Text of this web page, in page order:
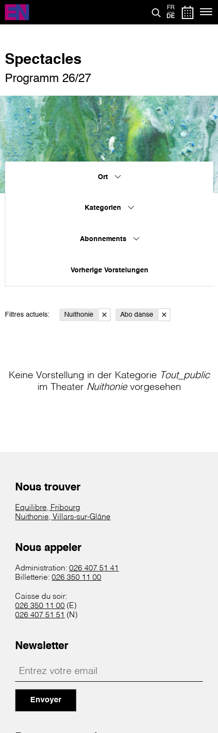
Direkt
zum
Inhalt
FR
DE
Spectacles
Programm 26/27
Ort
Kategorien
Abonnements
Vorherige Vorstelungen
Filtres actuels: Nuithonie Abo danse
Keine Vorstellung in der Kategorie Tout_public
im Theater Nuithonievorgesehen
Nous trouver
Equilibre, Fribourg
Nuithonie, Villars-sur-Glâne
Nous appeler
Administration:026 407 51 41
Billetterie:026 350 11 00
Caisse du soir:
026 350 11 00 (E)
026 407 51 51 (N)
Newsletter
Envoyer